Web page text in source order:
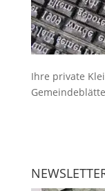
Ihre private